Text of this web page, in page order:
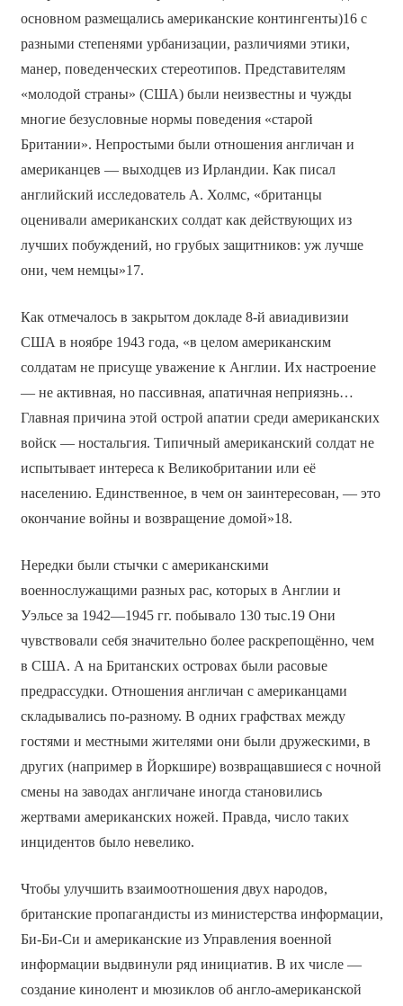
основном размещались американские контингенты)16 с
разными степенями урбанизации, различиями этики,
манер, поведенческих стереотипов. Представителям
«молодой страны» (США) были неизвестны и чужды
многие безусловные нормы поведения «старой
Британии». Непростыми были отношения англичан и
американцев — выходцев из Ирландии. Как писал
английский исследователь А. Холмс, «британцы
оценивали американских солдат как действующих из
лучших побуждений, но грубых защитников: уж лучше
они, чем немцы»17.
Как отмечалось в закрытом докладе 8-й авиадивизии
США в ноябре 1943 года, «в целом американским
солдатам не присуще уважение к Англии. Их настроение
— не активная, но пассивная, апатичная неприязнь…
Главная причина этой острой апатии среди американских
войск — ностальгия. Типичный американский солдат не
испытывает интереса к Великобритании или её
населению. Единственное, в чем он заинтересован, — это
окончание войны и возвращение домой»18.
Нередки были стычки с американскими
военнослужащими разных рас, которых в Англии и
Уэльсе за 1942—1945 гг. побывало 130 тыс.19 Они
чувствовали себя значительно более раскрепощённо, чем
в США. А на Британских островах были расовые
предрассудки. Отношения англичан с американцами
складывались по-разному. В одних графствах между
гостями и местными жителями они были дружескими, в
других (например в Йоркшире) возвращавшиеся с ночной
смены на заводах англичане иногда становились
жертвами американских ножей. Правда, число таких
инцидентов было невелико.
Чтобы улучшить взаимоотношения двух народов,
британские пропагандисты из министерства информации,
Би-Би-Си и американские из Управления военной
информации выдвинули ряд инициатив. В их числе —
создание кинолент и мюзиклов об англо-американской